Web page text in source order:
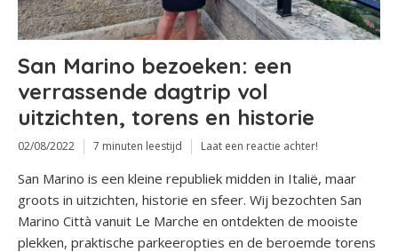
San Marino bezoeken: een
verrassende dagtrip vol
uitzichten, torens en historie
02/08/2022 7 minuten leestijd Laat een reactie achter!
San Marino is een kleine republiek midden in Italië, maar
groots in uitzichten, historie en sfeer. Wij bezochten San
Marino Città vanuit Le Marche en ontdekten de mooiste
plekken, praktische parkeeropties en de beroemde torens